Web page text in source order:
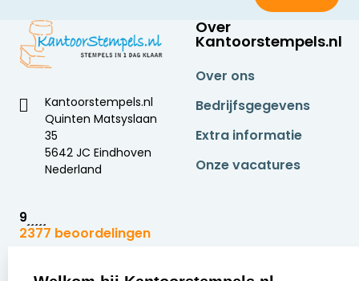
Kantoorstempels.nl
Quinten Matsyslaan
35
5642 JC Eindhoven
Nederland
9
2377 beoordelingen
Over
Kantoorstempels.nl
Over ons
Bedrijfsgegevens
Extra informatie
Onze vacatures